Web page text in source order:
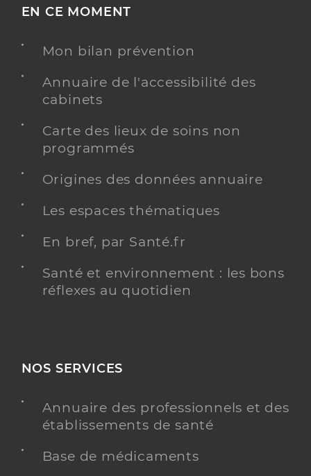
EN CE MOMENT
Mon bilan prévention
Annuaire de l'accessibilité des
cabinets
Carte des lieux de soins non
programmés
Origines des données annuaire
Les espaces thématiques
En bref, par Santé.fr
Santé et environnement : les bons
réflexes au quotidien
NOS SERVICES
Annuaire des professionnels et des
établissements de santé
Base de médicaments